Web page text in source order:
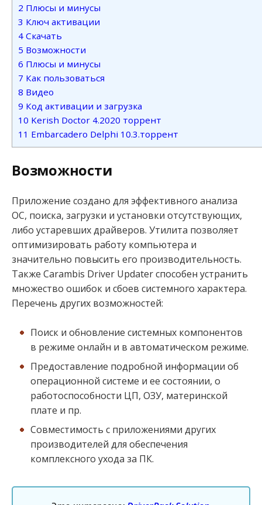
2 Плюсы и минусы
3 Ключ активации
4 Скачать
5 Возможности
6 Плюсы и минусы
7 Как пользоваться
8 Видео
9 Код активации и загрузка
10 Kerish Doctor 4.2020 торрент
11 Embarcadero Delphi 10.3.торрент
Возможности
Приложение создано для эффективного анализа
ОС, поиска, загрузки и установки отсутствующих,
либо устаревших драйверов. Утилита позволяет
оптимизировать работу компьютера и
значительно повысить его производительность.
Также Carambis Driver Updater способен устранить
множество ошибок и сбоев системного характера.
Перечень других возможностей:
Поиск и обновление системных компонентов
в режиме онлайн и в автоматическом режиме.
Предоставление подробной информации об
операционной системе и ее состоянии, о
работоспособности ЦП, ОЗУ, материнской
плате и пр.
Совместимость с приложениями других
производителей для обеспечения
комплексного ухода за ПК.